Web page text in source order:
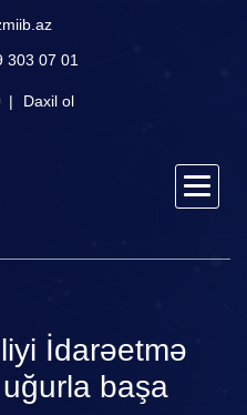
303 07 01
Daxil ol
İdarəetmə
başa